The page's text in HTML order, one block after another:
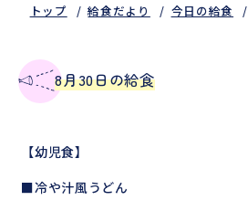
トップ 給食だより 今日の給食
8月30日の給食
【幼児食】
■冷や汁風うどん